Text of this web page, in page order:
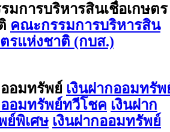
มการบริหารสินเชื่อเกษตร
คณะกรรมการบริหารสิน
ตรแห่งชาติ (กบส.)
ออมทรัพย์ เงินฝากออมทรัพ
ออมทรัพย์ทวีโชค เงินฝาก
ย์พิเศษ เงินฝากออมทรัพย์